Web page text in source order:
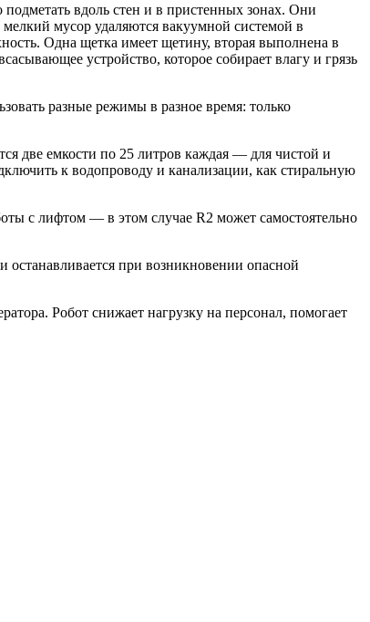
вдоль стен и в пристенных зонах. Они
мусор удаляются вакуумной системой в
Одна щетка имеет щетину, вторая выполнена в
устройство, которое собирает влагу и грязь
разные режимы в разное время: только
две емкости по 25 литров каждая — для чистой и
к водопроводу и канализации, как стиральную
с лифтом — в этом случае R2 может самостоятельно
останавливается при возникновении опасной
Робот снижает нагрузку на персонал, помогает